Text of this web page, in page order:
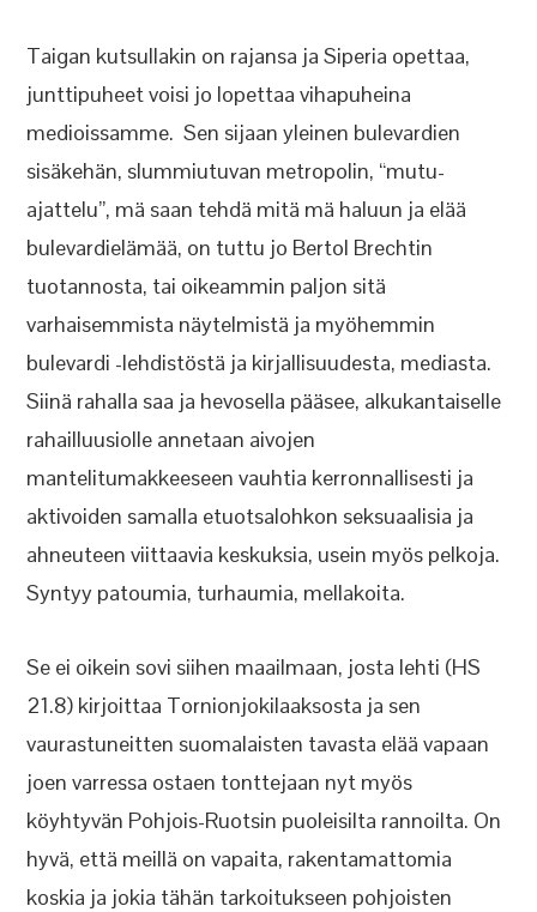
Taigan kutsullakin on rajansa ja Siperia opettaa,
junttipuheet voisi jo lopettaa vihapuheina
medioissamme. Sen sijaan yleinen bulevardien
sisäkehän, slummiutuvan metropolin, “mutu-
ajattelu”, mä saan tehdä mitä mä haluun ja elää
bulevardielämää, on tuttu jo Bertol Brechtin
tuotannosta, tai oikeammin paljon sitä
varhaisemmista näytelmistä ja myöhemmin
bulevardi -lehdistöstä ja kirjallisuudesta, mediasta.
Siinä rahalla saa ja hevosella pääsee, alkukantaiselle
rahailluusiolle annetaan aivojen
mantelitumakkeeseen vauhtia kerronnallisesti ja
aktivoiden samalla etuotsalohkon seksuaalisia ja
ahneuteen viittaavia keskuksia, usein myös pelkoja.
Syntyy patoumia, turhaumia, mellakoita.
Se ei oikein sovi siihen maailmaan, josta lehti (HS
21.8) kirjoittaa Tornionjokilaaksosta ja sen
vaurastuneitten suomalaisten tavasta elää vapaan
joen varressa ostaen tonttejaan nyt myös
köyhtyvän Pohjois-Ruotsin puoleisilta rannoilta. On
hyvä, että meillä on vapaita, rakentamattomia
koskia ja jokia tähän tarkoitukseen pohjoisten